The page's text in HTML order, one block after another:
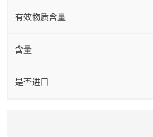
有效物质含量
含量
是否进口